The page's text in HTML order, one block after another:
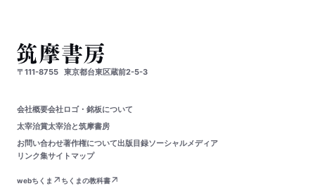
〒111-8755 東京都台東区蔵前2-5-3
会社概要会社ロゴ・銘板について
太宰治賞太宰治と筑摩書房
お問い合わせ著作権について出版目録ソーシャルメディア
リンク集サイトマップ
webちくま
ちくまの教科書